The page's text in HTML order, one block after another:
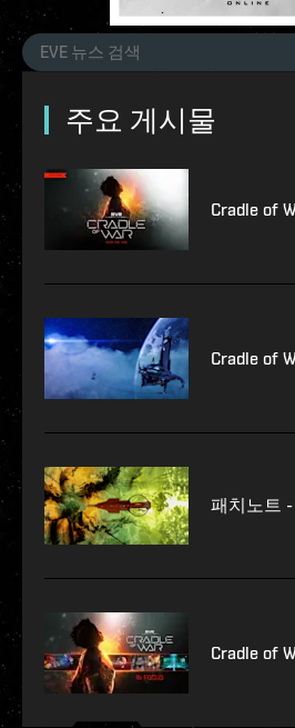
주요 게시물
Cradle of
Cradle of
패치노트
Cradle of